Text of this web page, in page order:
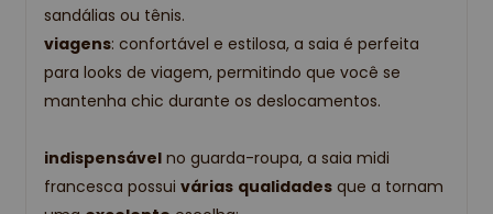
sandálias ou tênis.
viagens: confortável e estilosa, a saia é perfeita
para looks de viagem, permitindo que você se
mantenha chic durante os deslocamentos.
indispensável no guarda-roupa, a saia midi
francesca possui várias qualidades que a tornam